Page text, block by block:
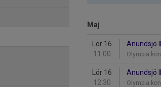
Maj
Lör 16
11:00
Anundsjö
Olympia
Lör 16
12:30
Anundsjö
Olympia